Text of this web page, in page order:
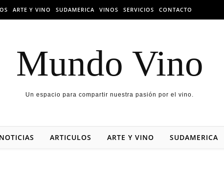
ARTE Y VINO SUDAMERICA VINOS SERVICIOS CONTACTO
Mundo Vino
Un espacio para compartir nuestra pasión por el vino.
ARTICULOS ARTE Y VINO SUDAMERICA